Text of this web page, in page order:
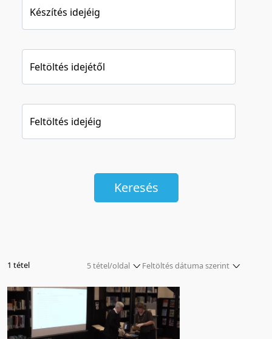
Készítés idejéig
Feltöltés idejétől
Feltöltés idejéig
Keresés
Feltöltés dátuma szerint
Relevancia szerint
Kezdés/felvétel dátuma szerint
Kezdés/felvétel dátuma szerint
1 tétel
5 tétel/oldal
5 tétel/oldal
10 tétel/oldal
20 tétel/oldal